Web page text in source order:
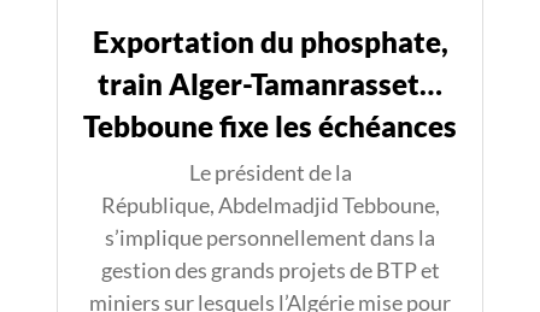
Exportation du phosphate,
train Alger-Tamanrasset…
Tebboune fixe les échéances
Le président de la
République, Abdelmadjid Tebboune,
s’implique personnellement dans la
gestion des grands projets de BTP et
miniers sur lesquels l’Algérie mise pour